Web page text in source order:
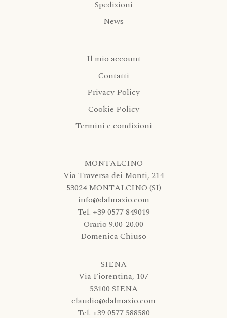
Spedizioni
News
Il mio account
Contatti
Privacy Policy
Cookie Policy
Termini e condizioni
MONTALCINO
Via Traversa dei Monti, 214
53024 MONTALCINO (SI)
info@dalmazio.com
Tel. +39 0577 849019
Orario 9.00-20.00
Domenica Chiuso
SIENA
Via Fiorentina, 107
53100 SIENA
claudio@dalmazio.com
Tel. +39 0577 588580